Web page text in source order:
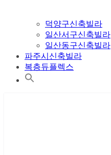
덕양구신축빌라
일산서구신축빌라
일산동구신축빌라
파주시신축빌라
복층듀플렉스